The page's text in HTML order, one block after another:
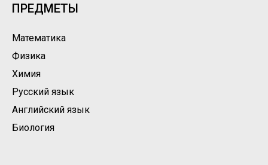
ПРЕДМЕТЫ
Математика
Физика
Химия
Русский язык
Английский язык
Биология